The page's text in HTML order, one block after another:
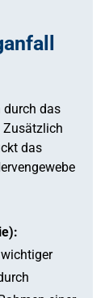
durch das
Zusätzlich
das